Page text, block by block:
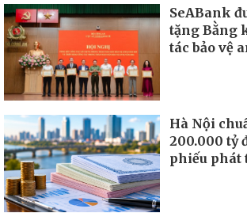
SeABank
tặng Bằng
tác bảo vệ
Hà Nội
200.000 tỷ
phiếu phát